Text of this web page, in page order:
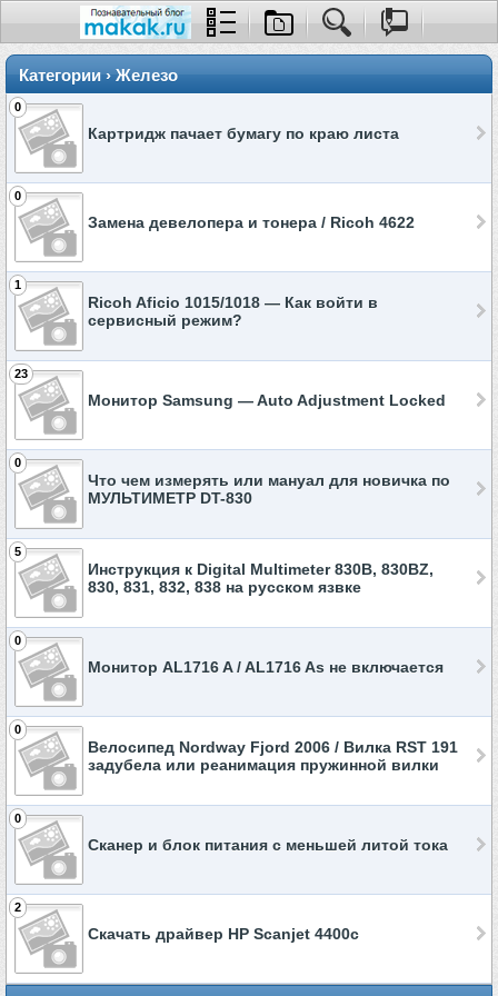
Категории › Железо
0
Картридж пачает бумагу по краю листа
0
Замена девелопера и тонера / Ricoh 4622
1
Ricoh Aficio 1015/1018 — Как войти в
сервисный режим?
23
Монитор Samsung — Auto Adjustment Locked
0
Что чем измерять или мануал для новичка по
МУЛЬТИМЕТР DT-830
5
Инструкция к Digital Multimeter 830В, 830BZ,
830, 831, 832, 838 на русском язвке
0
Монитор AL1716 A / AL1716 As не включается
0
Велосипед Nordway Fjord 2006 / Вилка RST 191
задубела или реанимация пружинной вилки
0
Сканер и блок питания с меньшей литой тока
2
Скачать драйвер HP Scanjet 4400c